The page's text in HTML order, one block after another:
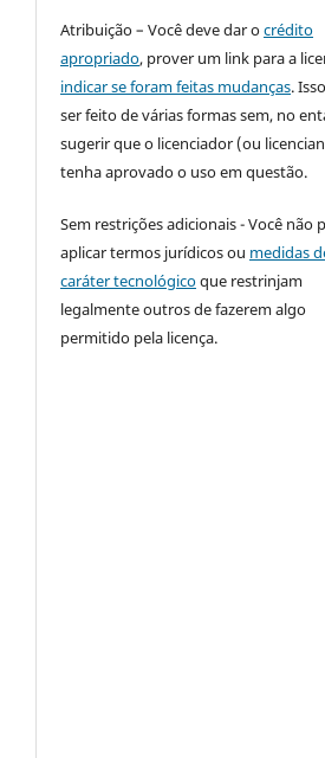
Atribuição – Você deve dar ocrédito
apropriado, prover um link para a
indicar se foram feitas mudanças.
ser feito de várias formas sem, no
sugerir que o licenciador (ou
tenha aprovado o uso em questão.
Sem restrições adicionais - Você não
aplicar termos jurídicos ou medidas
caráter tecnológicoque restrinjam
legalmente outros de fazerem algo
permitido pela licença.